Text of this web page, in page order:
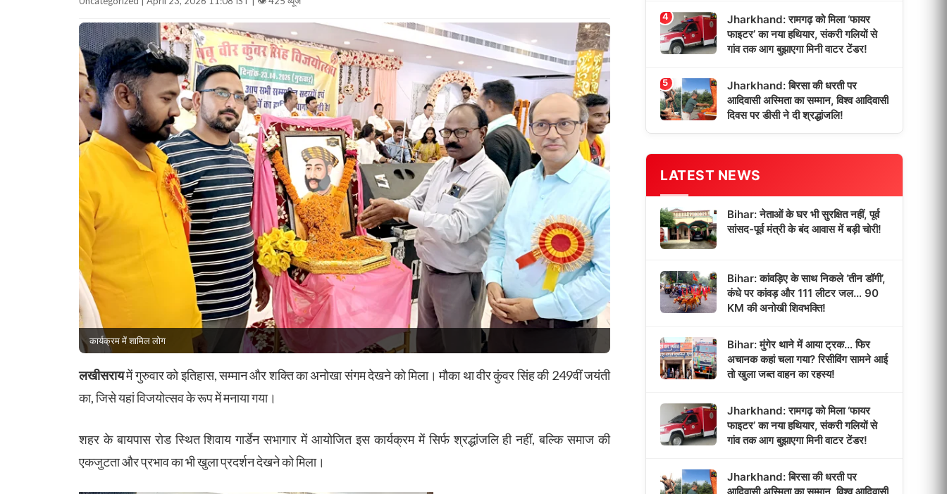
कार्यक्रम में शामिल लोग
लखीसरायमें गुरुवार को इतिहास, सम्मान और शक्ति का अनोखा संगम देखने को मिला। मौका था वीर कुंवर सिंह की 249वीं जयंती
का, जिसे यहां विजयोत्सव के रूप में मनाया गया।
शहर के बायपास रोड स्थित शिवाय गार्डेन सभागार में आयोजित इस कार्यक्रम में सिर्फ श्रद्धांजलि ही नहीं, बल्कि समाज की
एकजुटता और प्रभाव का भी खुला प्रदर्शन देखने को मिला।
4
Jharkhand: रामगढ़ को मिला ‘फायर
फाइटर’ का नया हथियार, संकरी गलियों से
गांव तक आग बुझाएगा मिनी वाटर टेंडर!
5
Jharkhand: बिरसा की धरती पर
आदिवासी अस्मिता का सम्मान, विश्व आदिवासी
दिवस पर डीसी ने दी श्रद्धांजलि!
LATEST NEWS
Bihar: नेताओं के घर भी सुरक्षित नहीं, पूर्व
सांसद-पूर्व मंत्री के बंद आवास में बड़ी चोरी!
Bihar: कांवड़िए के साथ निकले ‘तीन डॉगी’,
कंधे पर कांवड़ और 111 लीटर जल… 90
KM की अनोखी शिवभक्ति!
Bihar: मुंगेर थाने में आया ट्रक… फिर
अचानक कहां चला गया? रिसीविंग सामने आई
तो खुला जब्त वाहन का रहस्य!
Jharkhand: रामगढ़ को मिला ‘फायर
फाइटर’ का नया हथियार, संकरी गलियों से
गांव तक आग बुझाएगा मिनी वाटर टेंडर!
Jharkhand: बिरसा की धरती पर